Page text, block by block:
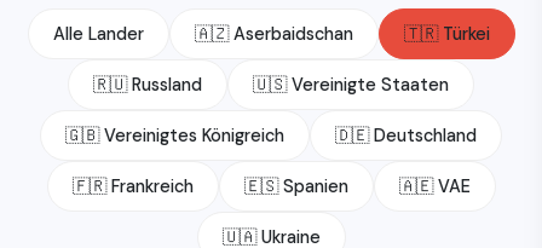
Alle Lander 🇦🇿 Aserbaidschan 🇹🇷 Türkei
🇷🇺 Russland 🇺🇸 Vereinigte Staaten
🇬🇧 Vereinigtes Königreich 🇩🇪 Deutschland
🇫🇷 Frankreich 🇪🇸 Spanien 🇦🇪 VAE
🇺🇦 Ukraine